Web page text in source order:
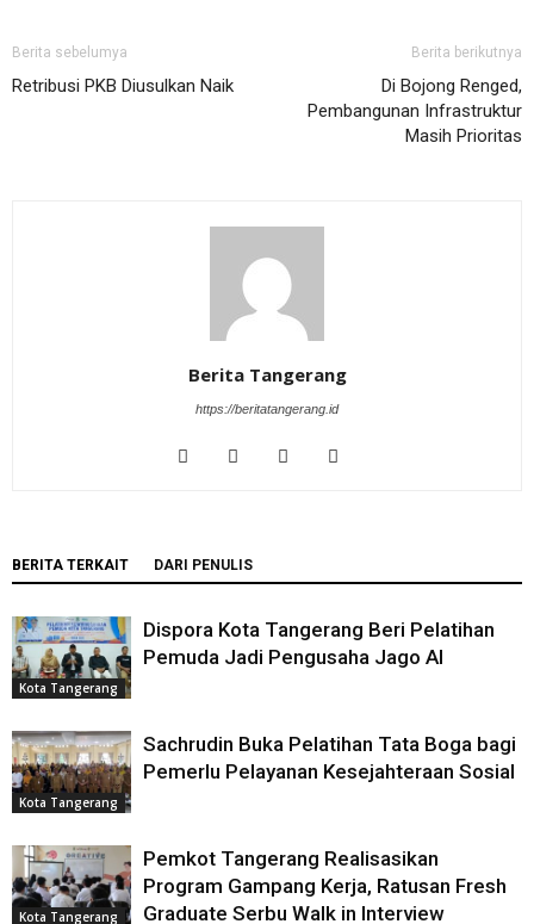
Berita sebelumya
Retribusi PKB Diusulkan Naik
Berita berikutnya
Di Bojong Renged,
Pembangunan Infrastruktur
Masih Prioritas
Berita Tangerang
https://beritatangerang.id
BERITA TERKAIT DARI PENULIS
Kota Tangerang
Dispora Kota Tangerang Beri Pelatihan
Pemuda Jadi Pengusaha Jago AI
Kota Tangerang
Sachrudin Buka Pelatihan Tata Boga bagi
Pemerlu Pelayanan Kesejahteraan Sosial
Kota Tangerang
Pemkot Tangerang Realisasikan
Program Gampang Kerja, Ratusan Fresh
Graduate Serbu Walk in Interview